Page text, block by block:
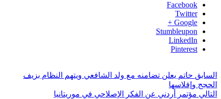
Facebook
Twitter
Google +
Stumbleupon
LinkedIn
Pinterest
السابق حاتم يعلن تضامنه مع ولد الشافعي ويتهم النظام بزيف
الحجج وإفلاسها
التالي مؤتمر أردني عن الفكر الإصلاحي في موريتانيا